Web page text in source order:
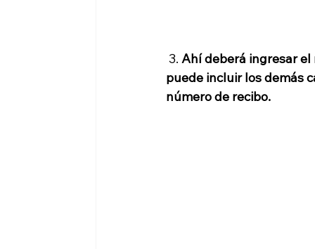
3. Ahí deberá ingresar el
puede incluir los demás
número de recibo.